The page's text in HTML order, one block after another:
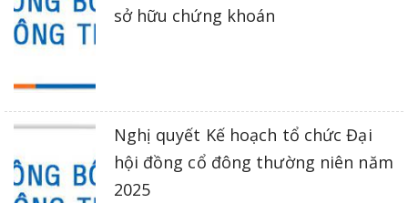
sở hữu chứng khoán
Nghị quyết Kế hoạch tổ chức Đại
hội đồng cổ đông thường niên năm
2025